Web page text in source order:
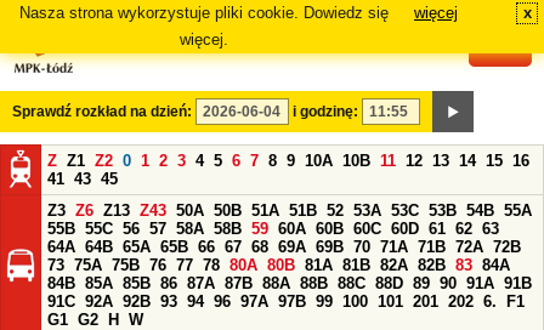
Nasza strona wykorzystuje pliki cookie. Dowiedz się
więcej.
więcej x
Sprawdź rozkład na dzień: i godzinę:
Z Z1 Z2 0 1 2 3 4 5 6 7 8 9 10A 10B 11 12 13 14 15 16
41 43 45
Z3 Z6 Z13 Z43 50A 50B 51A 51B 52 53A 53C 53B 54B 55A
55B 55C 56 57 58A 58B 59 60A 60B 60C 60D 61 62 63
64A 64B 65A 65B 66 67 68 69A 69B 70 71A 71B 72A 72B
73 75A 75B 76 77 78 80A 80B 81A 81B 82A 82B 83 84A
84B 85A 85B 86 87A 87B 88A 88B 88C 88D 89 90 91A 91B
91C 92A 92B 93 94 96 97A 97B 99 100 101 201 202 6.
F1
G1 G2 H
W